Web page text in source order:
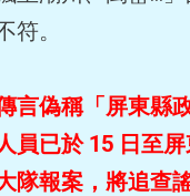
符。
言偽稱「屏東縣
員已於 15 日至
隊報案，將追查